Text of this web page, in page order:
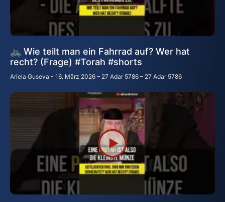
🚲 Wie teilt man ein Fahrrad auf? Wer hat
recht? (Frage) #Torah #shorts
Ariela Guseva 16. März 2026 – 27 Adar 5786 – 27 Adar 5786